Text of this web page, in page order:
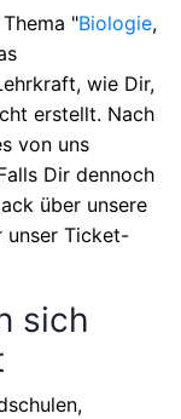
"Biologie,
wie Dir,
erstellt. Nach
von uns
Dir dennoch
über unsere
unser Ticket-
sich